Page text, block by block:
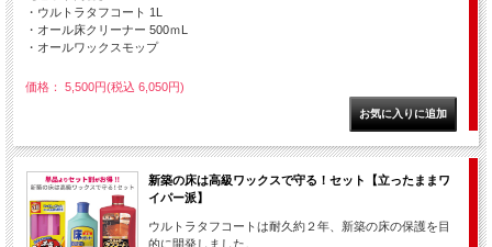
・ウルトラタフコート 1L
・オール床クリーナー 500ｍL
・オールワックスモップ
価格： 5,500円(税込 6,050円)
新築の床は高級ワックスで守る！セット【立ったままワ
イパー派】
ウルトラタフコートは耐久約２年、新築の床の保護を目
的に開発しました。